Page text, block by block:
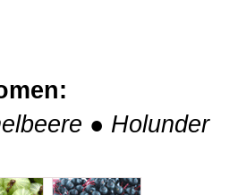
Weingut
● Holunder